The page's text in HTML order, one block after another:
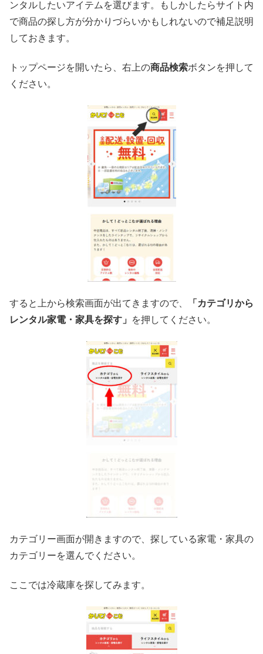
ンタルしたいアイテムを選びます。もしかしたらサイト内
で商品の探し方が分かりづらいかもしれないので補足説明
しておきます。
トップページを開いたら、右上の商品検索ボタンを押して
ください。
すると上から検索画面が出てきますので、
「カテゴリから
レンタル家電・家具を探す」
を押してください。
カテゴリー画面が開きますので、探している家電・家具の
カテゴリーを選んでください。
ここでは冷蔵庫を探してみます。